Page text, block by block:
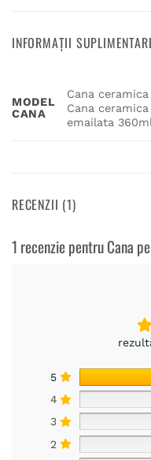
INFORMAȚII
MODEL
CANA
Cana
Cana
emailata
RECENZII (1)
1 recenzie pentruCana
5
4
3
2